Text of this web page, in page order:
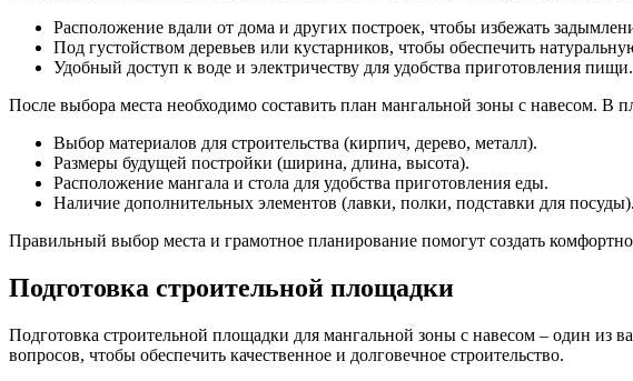
Расположение вдали от дома и других построек, чтобы избежать
Под густойством деревьев или кустарников, чтобы обеспечить
Удобный доступ к воде и электричеству для удобства приготовления пищи.
После выбора места необходимо составить план мангальной зоны с навесом. В
Выбор материалов для строительства (кирпич, дерево, металл).
Размеры будущей постройки (ширина, длина, высота).
Расположение мангала и стола для удобства приготовления еды.
Наличие дополнительных элементов (лавки, полки, подставки для посуды).
Правильный выбор места и грамотное планирование помогут создать
Подготовка строительной площадки
Подготовка строительной площадки для мангальной зоны с навесом – один из
вопросов, чтобы обеспечить качественное и долговечное строительство.